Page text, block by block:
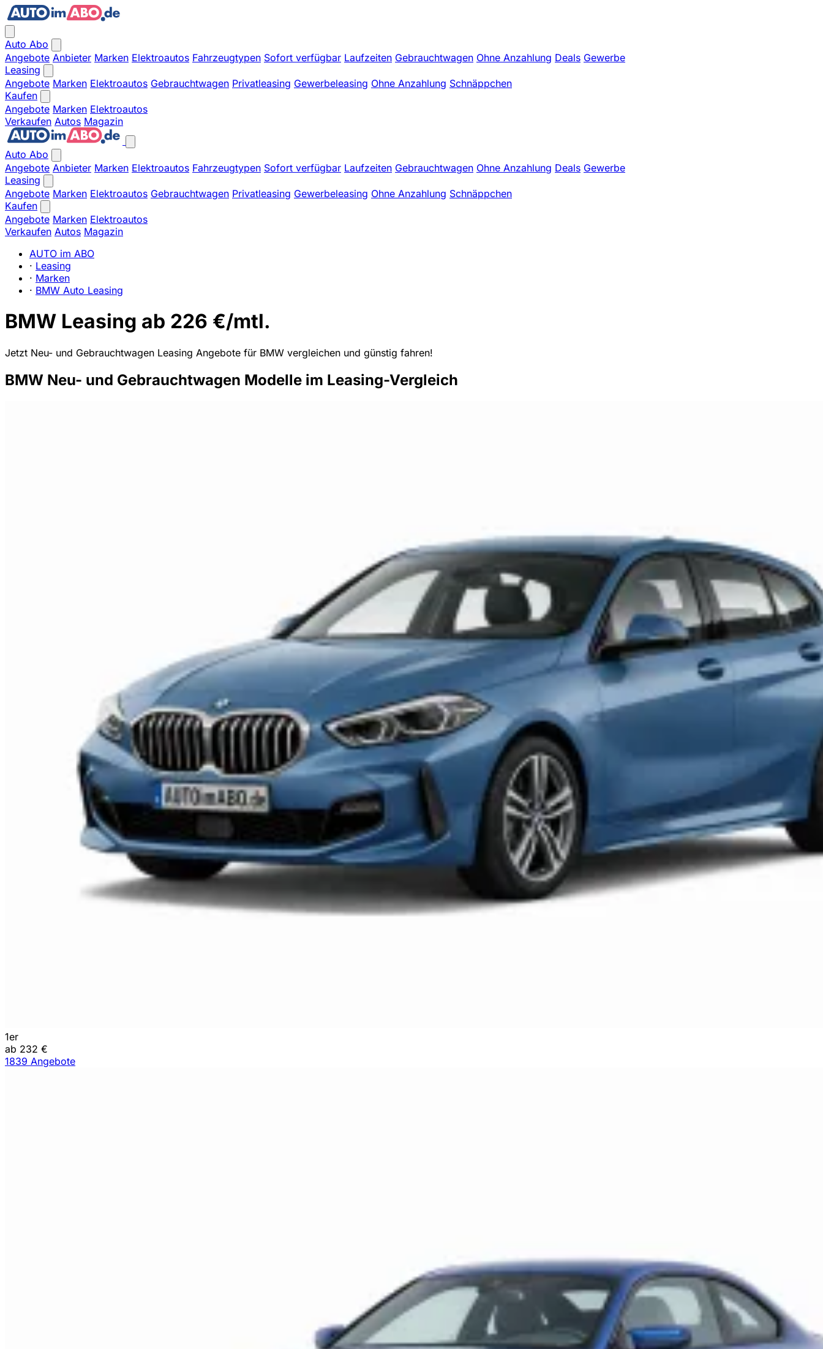
Auto Abo
Angebote Anbieter Marken Elektroautos Fahrzeugtypen Sofort verfügbar Laufzeiten Gebrauchtwagen Ohne Anzahlung Deals Gewerbe
Leasing
Angebote Marken Elektroautos Gebrauchtwagen Privatleasing Gewerbeleasing Ohne Anzahlung Schnäppchen
Kaufen
Angebote Marken Elektroautos
Verkaufen Autos Magazin
Auto Abo
Angebote Anbieter Marken Elektroautos Fahrzeugtypen Sofort verfügbar Laufzeiten Gebrauchtwagen Ohne Anzahlung Deals Gewerbe
Leasing
Angebote Marken Elektroautos Gebrauchtwagen Privatleasing Gewerbeleasing Ohne Anzahlung Schnäppchen
Kaufen
Angebote Marken Elektroautos
Verkaufen Autos Magazin
AUTO im ABO
· Leasing
· Marken
· BMW Auto Leasing
BMW Leasing ab 226 €/mtl.
Jetzt Neu- und Gebrauchtwagen Leasing Angebote für BMW vergleichen und günstig fahren!
BMW Neu- und Gebrauchtwagen Modelle im Leasing-Vergleich
1er
ab 232 €
1839 Angebote